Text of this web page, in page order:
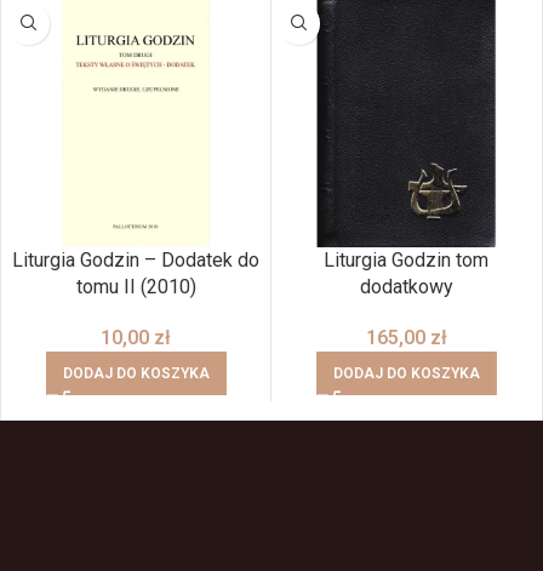
Liturgia Godzin – Dodatek do
tomu II (2010)
10,00 zł
DODAJ DO KOSZYKA
Liturgia Godzin tom
dodatkowy
165,00 zł
DODAJ DO KOSZYKA